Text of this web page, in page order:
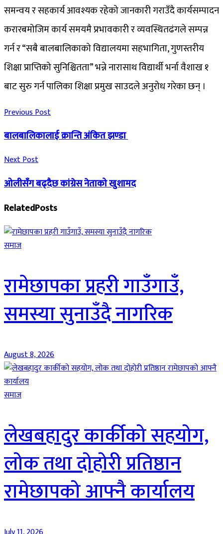
समन्वय र सहकार्य आवश्यक रहेको जानकारी गराउँदै कार्यसम्पादन
करारबमोजिम कार्य समयमै प्रभावकारी र व्यवस्थितढंगले सम्पन्न
गर्न र “सबै बालबालिकाको विद्यालयमा सहभागिता, गुणस्तरीय
शिक्षा प्राप्तिको सुनिश्चितता” भन्ने नारासाथ विद्यार्थी भर्ना वैशाख १
बाट सुरु गर्न पालिका शिक्षा प्रमुख साउदले अनुरोध गरेका छन् ।
Previous Post
बालबालिकालाई क्रान्ति अंकित झण्डा
Next Post
ओलीसँग बढ्दैछ कांग्रेस नेताको खुशामद
RelatedPosts
समाज
रामेछापका प्रहरी गाउँगाउँ,
समस्या सुनाउँदै नागरिक
August 8, 2026
समाज
लेखबहादुर कार्कीको सहयोग,
लोक तथा दोहोरी प्रतिष्ठान
रामेछापको आफ्नै कार्यालय